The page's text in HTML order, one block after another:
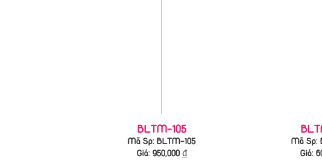
BLTM-105
Mã Sp: BLTM-105
Giá: 950,000₫
Mã Sp:
Giá: